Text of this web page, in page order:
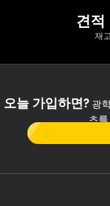
견적
재
오늘 가입하면?광
츠